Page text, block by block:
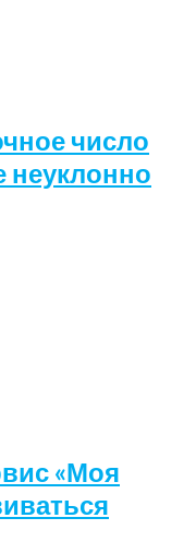
число
неуклонно
«Моя